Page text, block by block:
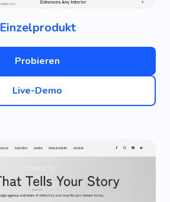
Einzelprodukt
Probieren
Live-Demo